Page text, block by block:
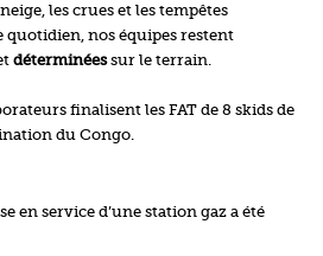
les crues et les tempêtes
nos équipes restent
déterminéessur le terrain.
finalisent les FAT de 8 skids de
du Congo.
en service d’une station gaz a été